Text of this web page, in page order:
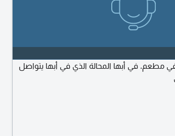
مطعم. في أبها المحالة الذي في أبها يتواصل